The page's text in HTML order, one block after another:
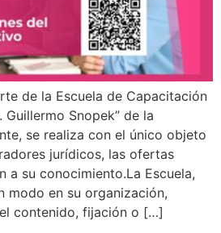
de la Escuela de Capacitación
Snopek” de la
se realiza con el único objeto
jurídicos, las ofertas
a su conocimiento.La Escuela,
modo en su organización,
contenido, fijación o […]